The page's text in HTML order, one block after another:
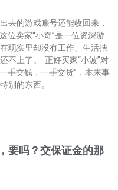
去的游戏账号还能收回来，
位卖家“小奇”是一位资深游
现实里却没有工作、生活拮
不上了。 正好买家“小波”对
手交钱，一手交货”，本来事
别的东西。
要吗？交保证金的那